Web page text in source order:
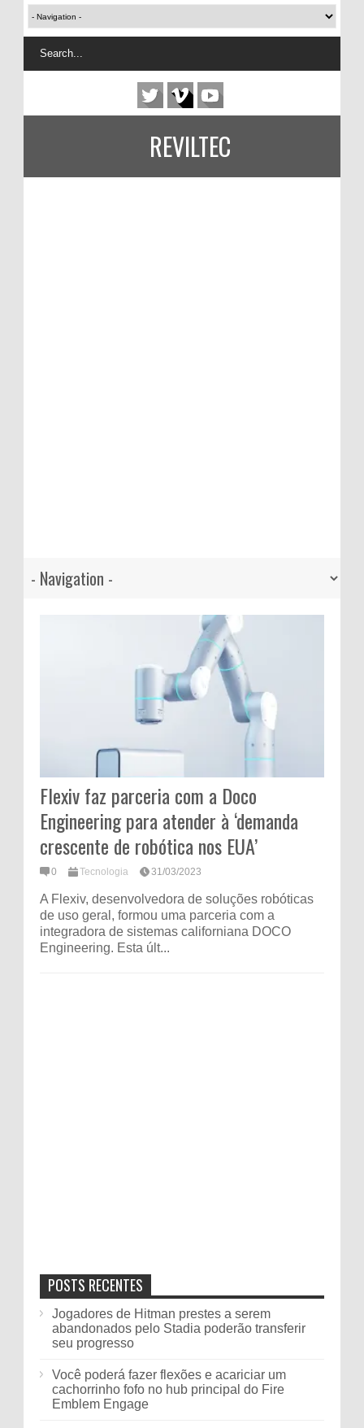
REVILTEC
Flexiv faz parceria com a Doco
Engineering para atender à ‘demanda
crescente de robótica nos EUA’
0 Tecnologia 31/03/2023
A Flexiv, desenvolvedora de soluções robóticas
de uso geral, formou uma parceria com a
integradora de sistemas californiana DOCO
Engineering. Esta últ...
POSTS RECENTES
Jogadores de Hitman prestes a serem
abandonados pelo Stadia poderão transferir
seu progresso
Você poderá fazer flexões e acariciar um
cachorrinho fofo no hub principal do Fire
Emblem Engage